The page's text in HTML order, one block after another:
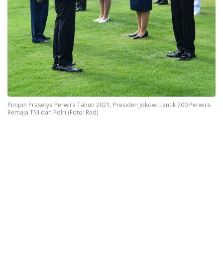
Pimpin Prasetya Perwira Tahun 2021, Presiden Jokowi Lantik 700 Perwira
Remaja TNI dan Polri (Foto: Red)